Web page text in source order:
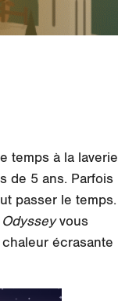
temps à la laverie
de 5 ans. Parfois
passer le temps.
Odysseyvous
écrasante